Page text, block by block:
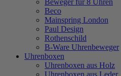
Beweger für 8 Uhren
Beco
Mainspring London
Paul Design
Rothenschild
B-Ware Uhrenbeweger
Uhrenboxen
Uhrenboxen aus Holz
Uhrenboxen aus Leder